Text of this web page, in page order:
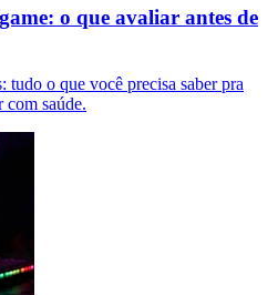
o que avaliar antes de
tudo o que você precisa saber pra
com saúde.